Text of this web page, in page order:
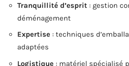
Tranquillité d’esprit : gestion
déménagement
Expertise : techniques
adaptées
Logistique : matériel spécialisé